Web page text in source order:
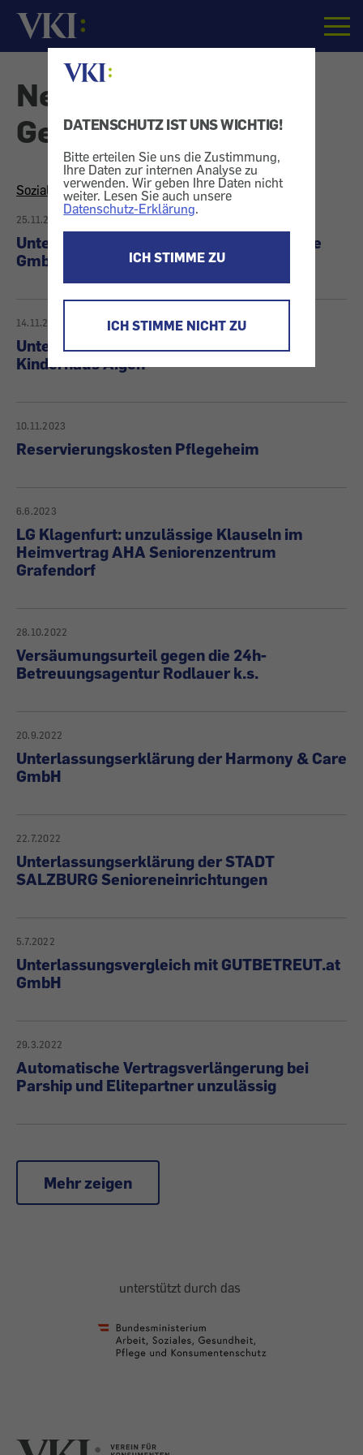
DATENSCHUTZ IST UNS WICHTIG!
Bitte erteilen Sie uns die Zustimmung,
Ihre Daten zur internen Analyse zu
verwenden. Wir geben Ihre Daten nicht
weiter. Lesen Sie auch unsere
Datenschutz-Erklärung.
ICH STIMME ZU
ICH STIMME NICHT ZU
Startseite
News - Soziales &
Generationen
Soziales & Generationen
25.11.2024
Unterlassungserklärung der Hallo Familie
GmbH & Co KG (HalloBabysitter)
14.11.2024
Unterlassungserklärung vom Montessori
Kinderhaus Aigen
10.11.2023
Reservierungskosten Pflegeheim
6.6.2023
LG Klagenfurt: unzulässige Klauseln im
Heimvertrag AHA Seniorenzentrum
Grafendorf
28.10.2022
Versäumungsurteil gegen die 24h-
Betreuungsagentur Rodlauer k.s.
20.9.2022
Unterlassungserklärung der Harmony & Care
GmbH
22.7.2022
Unterlassungserklärung der STADT
SALZBURG Senioreneinrichtungen
5.7.2022
Unterlassungsvergleich mit GUTBETREUT.at
GmbH
29.3.2022
Automatische Vertragsverlängerung bei
Parship und Elitepartner unzulässig
Mehr zeigen
unterstützt durch das